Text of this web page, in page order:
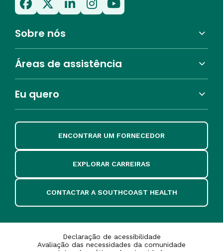
Sobre nós
Áreas de assistência
Eu quero
ENCONTRAR UM FORNECEDOR
EXPLORAR CARREIRAS
CONTACTAR A SOUTHCOAST HEALTH
Declaração de acessibilidade
Avaliação das necessidades da comunidade